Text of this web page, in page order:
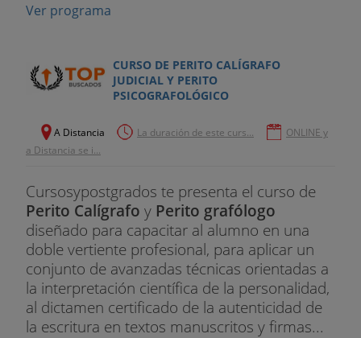
Ver programa
CURSO DE PERITO CALÍGRAFO
JUDICIAL Y PERITO
PSICOGRAFOLÓGICO
A Distancia La duración de este curs...
ONLINE y
a Distancia se i...
Cursosypostgrados te presenta el curso de
Perito Calígrafo y Perito grafólogo
diseñado para capacitar al alumno en una
doble vertiente profesional, para aplicar un
conjunto de avanzadas técnicas orientadas a
la interpretación científica de la personalidad,
al dictamen certificado de la autenticidad de
la escritura en textos manuscritos y firmas...